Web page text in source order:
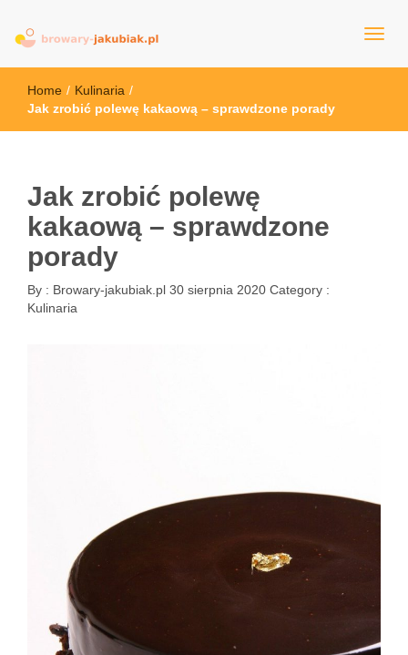
browary-jakubiak.pl
Home / Kulinaria /
Jak zrobić polewę kakaową – sprawdzone porady
Jak zrobić polewę
kakaową – sprawdzone
porady
By : Browary-jakubiak.pl 30 sierpnia 2020 Category :
Kulinaria